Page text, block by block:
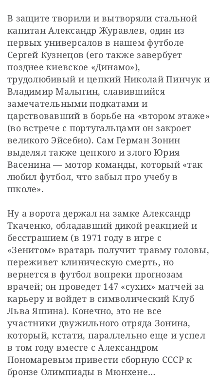
В защите творили и вытворяли стальной
капитан Александр Журавлев, один из
первых универсалов в нашем футболе
Сергей Кузнецов (его также завербует
позднее киевское «Динамо»),
трудолюбивый и цепкий Николай Пинчук и
Владимир Малыгин, славившийся
замечательными подкатами и
царствовавший в борьбе на «втором этаже»
(во встрече с португальцами он закроет
великого Эйсебио). Сам Герман Зонин
выделял также цепкого и злого Юрия
Васенина — мотор команды, который «так
любил футбол, что забыл про учебу в
школе».
Ну а ворота держал на замке Александр
Ткаченко, обладавший дикой реакцией и
бесстрашием (в 1971 году в игре с
«Зенитом» вратарь получит травму головы,
переживет клиническую смерть, но
вернется в футбол вопреки прогнозам
врачей; он проведет 147 «сухих» матчей за
карьеру и войдет в символический Клуб
Льва Яшина). Конечно, это не все
участники двужильного отряда Зонина,
который, кстати, параллельно еще и успел
в том году вместе с Александром
Пономаревым привести сборную СССР к
бронзе Олимпиады в Мюнхене…